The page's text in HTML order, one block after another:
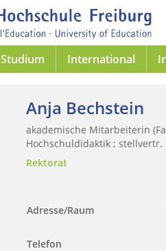
Studium International
Anja Bechstein
akademische Mitarbeiterin
Hochschuldidaktik ; stellvertr.
Rektorat
Adresse/Raum
Telefon